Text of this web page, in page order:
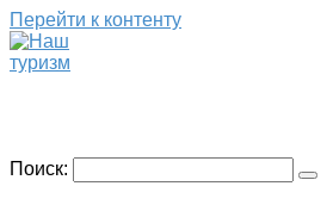
Перейти к контенту
Поиск: